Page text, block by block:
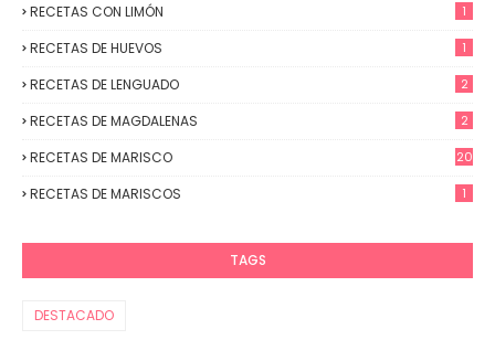
RECETAS CON LIMÓN 1
RECETAS DE HUEVOS 1
RECETAS DE LENGUADO 2
RECETAS DE MAGDALENAS 2
RECETAS DE MARISCO 20
RECETAS DE MARISCOS 1
TAGS
DESTACADO